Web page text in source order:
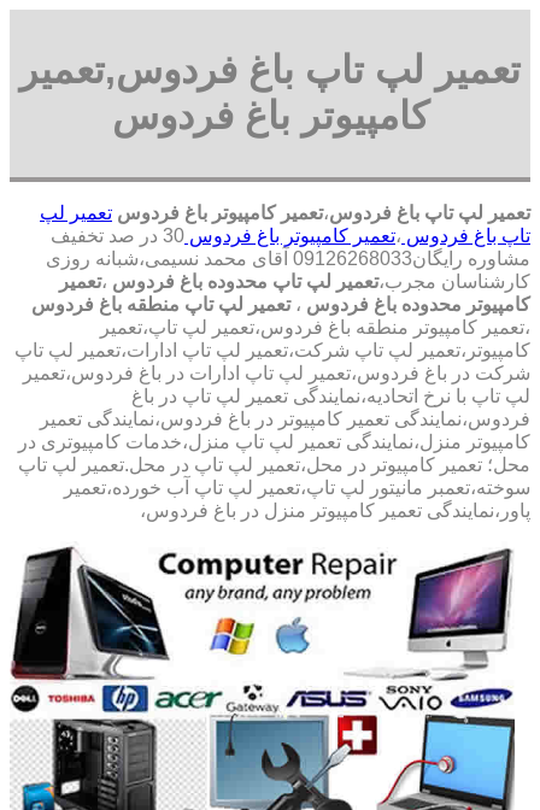
تعمیر لپ تاپ باغ فردوس,تعمیر
کامپیوتر باغ فردوس
تعمیر لپ تاپ باغ فردوس،تعمیر کامپیوتر باغ فردوس تعمیر لپ
تاپ باغ فردوس ،تعمیر کامپیوتر باغ فردوس
30 در صد تخفیف
مشاوره رایگان09126268033 آقای محمد نسیمی،شبانه روزی
کارشناسان مجرب،تعمیر لپ تاپ محدوده باغ فردوس ،تعمیر
کامپیوتر محدوده باغ فردوس ، تعمیر لپ تاپ منطقه باغ فردوس
،تعمیر کامپیوتر منطقه باغ فردوس،تعمیر لپ تاپ،تعمیر
کامپیوتر،تعمیر لپ تاپ شرکت،تعمیر لپ تاپ ادارات،تعمیر لپ تاپ
شرکت در باغ فردوس،تعمیر لپ تاپ ادارات در باغ فردوس،تعمیر
لپ تاپ با نرخ اتحادیه،نمایندگی تعمیر لپ تاپ در باغ
فردوس،نمایندگی تعمیر کامپیوتر در باغ فردوس،نمایندگی تعمیر
کامپیوتر منزل،نمایندگی تعمیر لپ تاپ منزل،خدمات کامپیوتری در
محل؛ تعمیر کامپیوتر در محل،تعمیر لپ تاپ در محل.تعمیر لپ تاپ
سوخته،تعمبر مانیتور لپ تاپ،تعمیر لپ تاپ آب خورده،تعمیر
پاور،نمایندگی تعمیر کامپیوتر منزل در باغ فردوس،